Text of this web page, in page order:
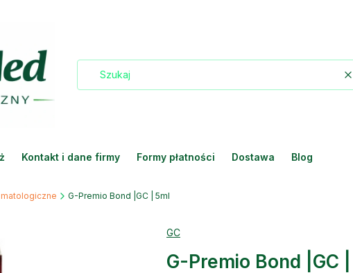
Kontakt i dane firmy Formy płatności Dostawa Blog
G-Premio Bond |GC | 5ml
GC
G-Premio Bond |GC